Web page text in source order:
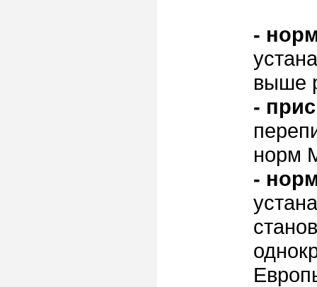
-
выше
-
норм
-